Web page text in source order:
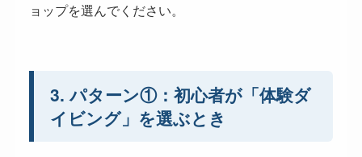
ョップを選んでください。
3. パターン①：初心者が「体験ダ
イビング」を選ぶとき